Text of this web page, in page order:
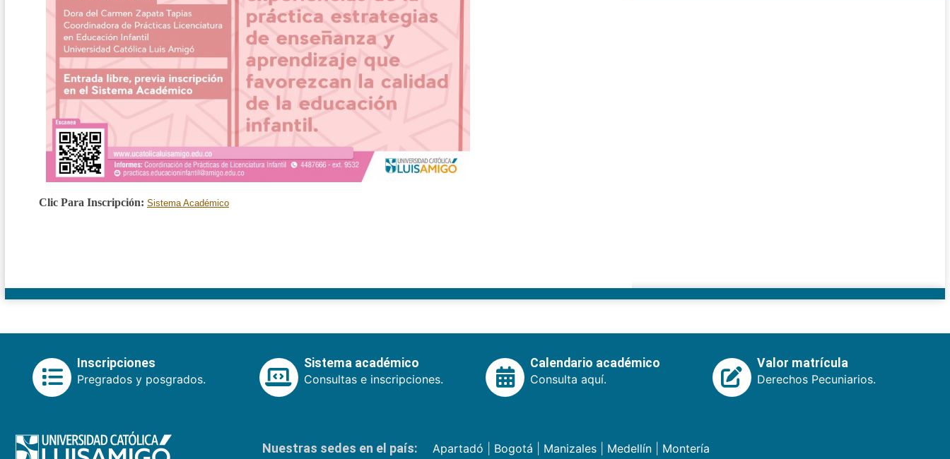
Clic Para Inscripción: Sistema Académico
Inscripciones
Pregrados y posgrados.
Sistema académico
Consultas e inscripciones.
Calendario académico
Consulta aquí.
Valor matrícula
Derechos Pecuniarios.
Nuestras sedes en el país: Apartadó Bogotá Manizales| Medellín| Montería